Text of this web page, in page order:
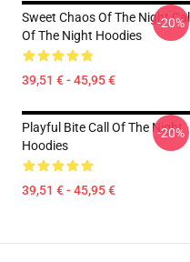
Sweet Chaos Of The Night Call
Of The Night Hoodies
39,51 € - 45,95 €
-20%
Playful Bite Call Of The Night
Hoodies
39,51 € - 45,95 €
-20%